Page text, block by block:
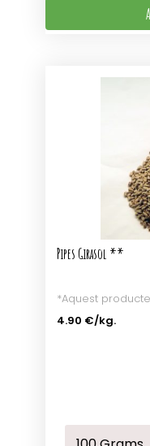
Pipes Girasol **
*Aquest
4.90 €/kg.